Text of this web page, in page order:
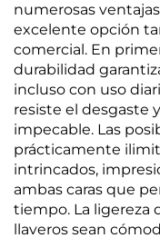
numerosas
excelente opción
comercial. En
durabilidad
incluso con uso
resiste el desgaste
impecable. Las
prácticamente
intrincados,
ambas caras que
tiempo. La ligereza
llaveros sean